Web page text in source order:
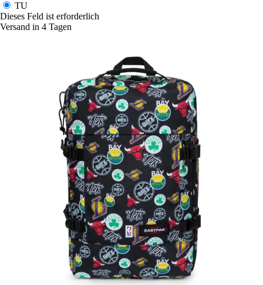
TU
Dieses Feld ist erforderlich
Versand in 4 Tagen